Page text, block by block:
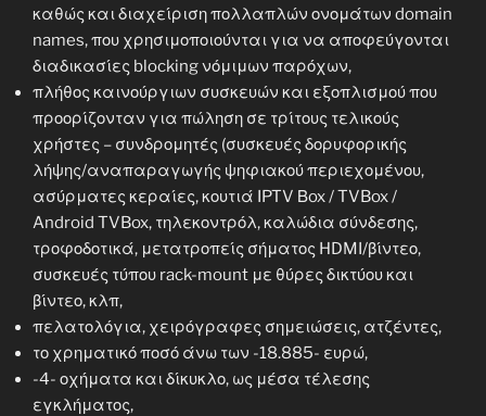
καθώς και διαχείριση πολλαπλών ονομάτων domain
names, που χρησιμοποιούνται για να αποφεύγονται
διαδικασίες blocking νόμιμων παρόχων,
πλήθος καινούργιων συσκευών και εξοπλισμού που
προορίζονταν για πώληση σε τρίτους τελικούς
χρήστες – συνδρομητές (συσκευές δορυφορικής
λήψης/αναπαραγωγής ψηφιακού περιεχομένου,
ασύρματες κεραίες, κουτιά IPTV Βox / TVBox /
Android TVBox, τηλεκοντρόλ, καλώδια σύνδεσης,
τροφοδοτικά, μετατροπείς σήματος HDMI/βίντεο,
συσκευές τύπου rack-mount με θύρες δικτύου και
βίντεο, κλπ,
πελατολόγια, χειρόγραφες σημειώσεις, ατζέντες,
το χρηματικό ποσό άνω των -18.885- ευρώ,
-4- οχήματα και δίκυκλο, ως μέσα τέλεσης
εγκλήματος,